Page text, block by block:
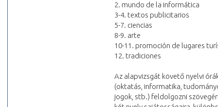
2. mundo de la informática
3-4. textos publicitarios
5-7. ciencias
8-9. arte
10-11. promoción de lugares
12. tradiciones
Az alapvizsgát követő nyelvi
(oktatás, informatika,
jogok, stb.) feldolgozni